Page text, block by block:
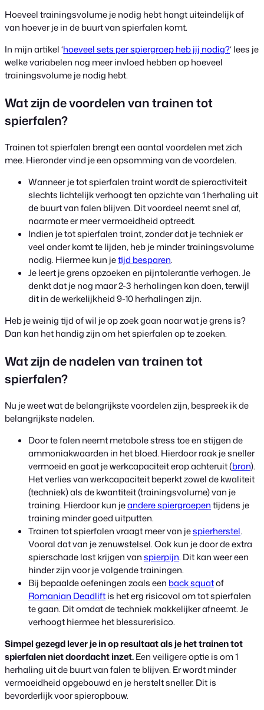
Hoeveel trainingsvolume je nodig hebt hangt uiteindelijk af
van hoever je in de buurt van spierfalen komt.
In mijn artikel ‘hoeveel sets per spiergroep heb jij nodig?‘ lees je
welke variabelen nog meer invloed hebben op hoeveel
trainingsvolume je nodig hebt.
Wat zijn de voordelen van trainen tot
spierfalen?
Trainen tot spierfalen brengt een aantal voordelen met zich
mee. Hieronder vind je een opsomming van de voordelen.
Wanneer je tot spierfalen traint wordt de spieractiviteit
slechts lichtelijk verhoogt ten opzichte van 1 herhaling uit
de buurt van falen blijven. Dit voordeel neemt snel af,
naarmate er meer vermoeidheid optreedt.
Indien je tot spierfalen traint, zonder dat je techniek er
veel onder komt te lijden, heb je minder trainingsvolume
nodig. Hiermee kun jetijd besparen.
Je leert je grens opzoeken en pijntolerantie verhogen. Je
denkt dat je nog maar 2-3 herhalingen kan doen, terwijl
dit in de werkelijkheid 9-10 herhalingen zijn.
Heb je weinig tijd of wil je op zoek gaan naar wat je grens is?
Dan kan het handig zijn om het spierfalen op te zoeken.
Wat zijn de nadelen van trainen tot
spierfalen?
Nu je weet wat de belangrijkste voordelen zijn, bespreek ik de
belangrijkste nadelen.
Door te falen neemt metabole stress toe en stijgen de
ammoniakwaarden in het bloed. Hierdoor raak je sneller
vermoeid en gaat je werkcapaciteit erop achteruit (bron).
Het verlies van werkcapaciteit beperkt zowel de kwaliteit
(techniek) als de kwantiteit (trainingsvolume) van je
training. Hierdoor kun jeandere spiergroepentijdens je
training minder goed uitputten.
Trainen tot spierfalen vraagt meer van jespierherstel.
Vooral dat van je zenuwstelsel. Ook kun je door de extra
spierschade last krijgen vanspierpijn. Dit kan weer een
hinder zijn voor je volgende trainingen.
Bij bepaalde oefeningen zoals een back squatof
Romanian Deadliftis het erg risicovol om tot spierfalen
te gaan. Dit omdat de techniek makkelijker afneemt. Je
verhoogt hiermee het blessurerisico.
Simpel gezegd lever je in op resultaat als je het trainen tot
spierfalen niet doordacht inzet.Een veiligere optie is om 1
herhaling uit de buurt van falen te blijven. Er wordt minder
vermoeidheid opgebouwd en je herstelt sneller. Dit is
bevorderlijk voor spieropbouw.